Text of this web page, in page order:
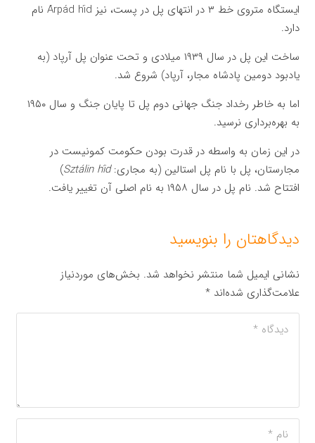
ایستگاه متروی خط ۳ در انتهای پل در پست، نیز Árpád híd نام
دارد.
ساخت این پل در سال ۱۹۳۹ میلادی و تحت عنوان پل آرپاد (به
یادبود دومین پادشاه مجار، آرپاد) شروع شد.
اما به خاطر رخداد جنگ جهانی دوم پل تا پایان جنگ و سال ۱۹۵۰
به بهره‌برداری نرسید.
در این زمان به واسطه در قدرت بودن حکومت کمونیست در
مجارستان، پل با نام پل استالین (به مجاری:Sztálin híd
)
افتتاح شد. نام پل در سال ۱۹۵۸ به نام اصلی آن تغییر یافت.
دیدگاهتان را بنویسید
نشانی ایمیل شما منتشر نخواهد شد. بخش‌های موردنیاز
علامت‌گذاری شده‌اند*